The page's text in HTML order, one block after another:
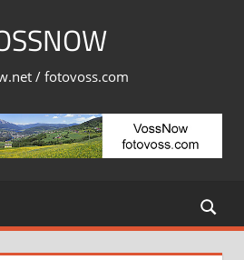
/ fotovoss.com